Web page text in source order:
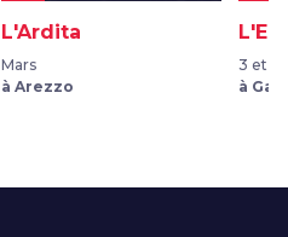
L'Ardita
Mars
à Arezzo
3 et 4
à